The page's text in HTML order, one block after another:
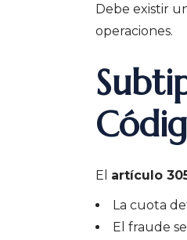
Debe existir
operaciones.
El artículo
La cuota
El fraude